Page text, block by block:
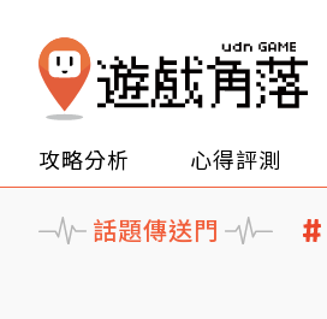
攻略分析 心得評測
話題傳送門